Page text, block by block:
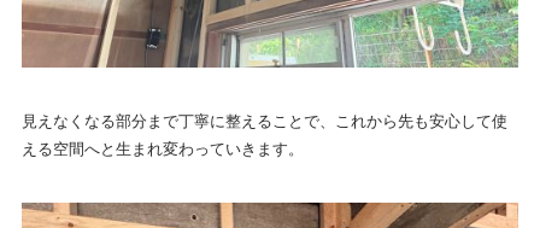
見えなくなる部分まで丁寧に整えることで、これから先も安心して使
える空間へと生まれ変わっていきます。